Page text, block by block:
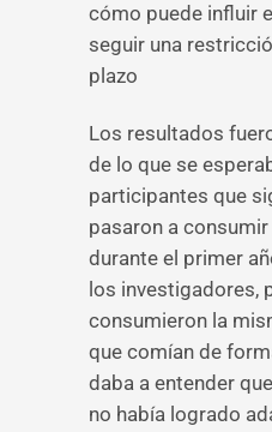
cómo puede influir
seguir una
plazo
Los resultados
de lo que se
participantes que
pasaron a
durante el primer
los investigadores,
consumieron la
que comían de
daba a entender
no había logrado